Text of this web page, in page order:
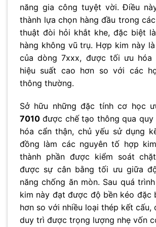
năng gia công tuyệt vời. Điều
thành lựa chọn hàng đầu trong
thuật đòi hỏi khắt khe, đặc biệt
hàng không vũ trụ. Hợp kim này
của dòng 7xxx, được tối ưu hóa
hiệu suất cao hơn so với các
thông thường.
Sở hữu những đặc tính cơ học
7010 được chế tạo thông qua quy
hóa cẩn thận, chủ yếu sử dụng
đồng làm các nguyên tố hợp
thành phần được kiểm soát
được sự cân bằng tối ưu giữa
năng chống ăn mòn. Sau quá
kim này đạt được độ bền kéo đặc
hơn so với nhiều loại thép kết cấu,
duy trì được trọng lượng nhẹ vốn